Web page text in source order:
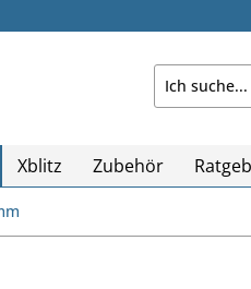
Xblitz Zubehör